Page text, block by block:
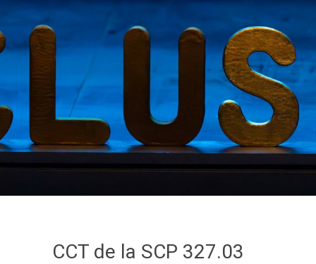
eweta
CCT de la SCP 327.03